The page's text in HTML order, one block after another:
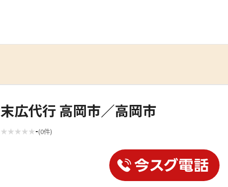
末広代行 高岡市／高岡市
★★★★★-(0件)